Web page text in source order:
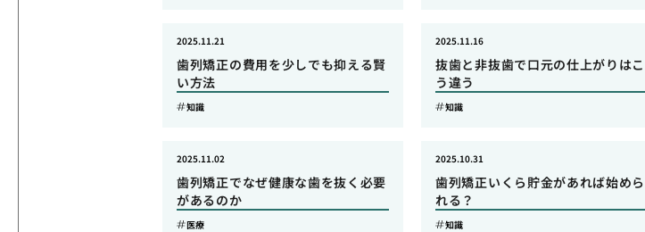
歯列矯正の費用を少しでも抑える賢
い方法
2025.11.21
知識
抜歯と非抜歯で口元の仕上がりはこ
う違う
2025.11.16
知識
歯列矯正でなぜ健康な歯を抜く必要
があるのか
2025.11.02
医療
歯列矯正いくら貯金があれば始めら
れる？
2025.10.31
知識